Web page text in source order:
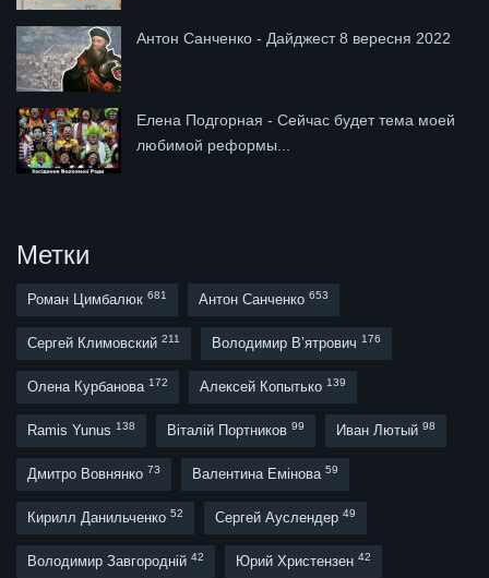
Антон Санченко - Дайджест 8 вересня 2022
Елена Подгорная - Сейчас будет тема моей
любимой реформы...
Метки
Роман Цимбалюк 681 Антон Санченко 653
Сергей Климовский 211 Володимир В’ятрович 176
Олена Курбанова 172 Алексей Копытько 139
Ramis Yunus 138 Віталій Портников 99 Иван Лютый 98
Дмитро Вовнянко 73 Валентина Емінова 59
Кирилл Данильченко 52 Сергей Ауслендер 49
Володимир Завгородній 42 Юрий Христензен 42